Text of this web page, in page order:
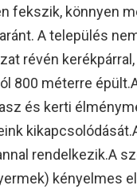
fekszik, könnyen
A település
révén
800 méterre
és kerti
rendelkezik.A
kényelmes